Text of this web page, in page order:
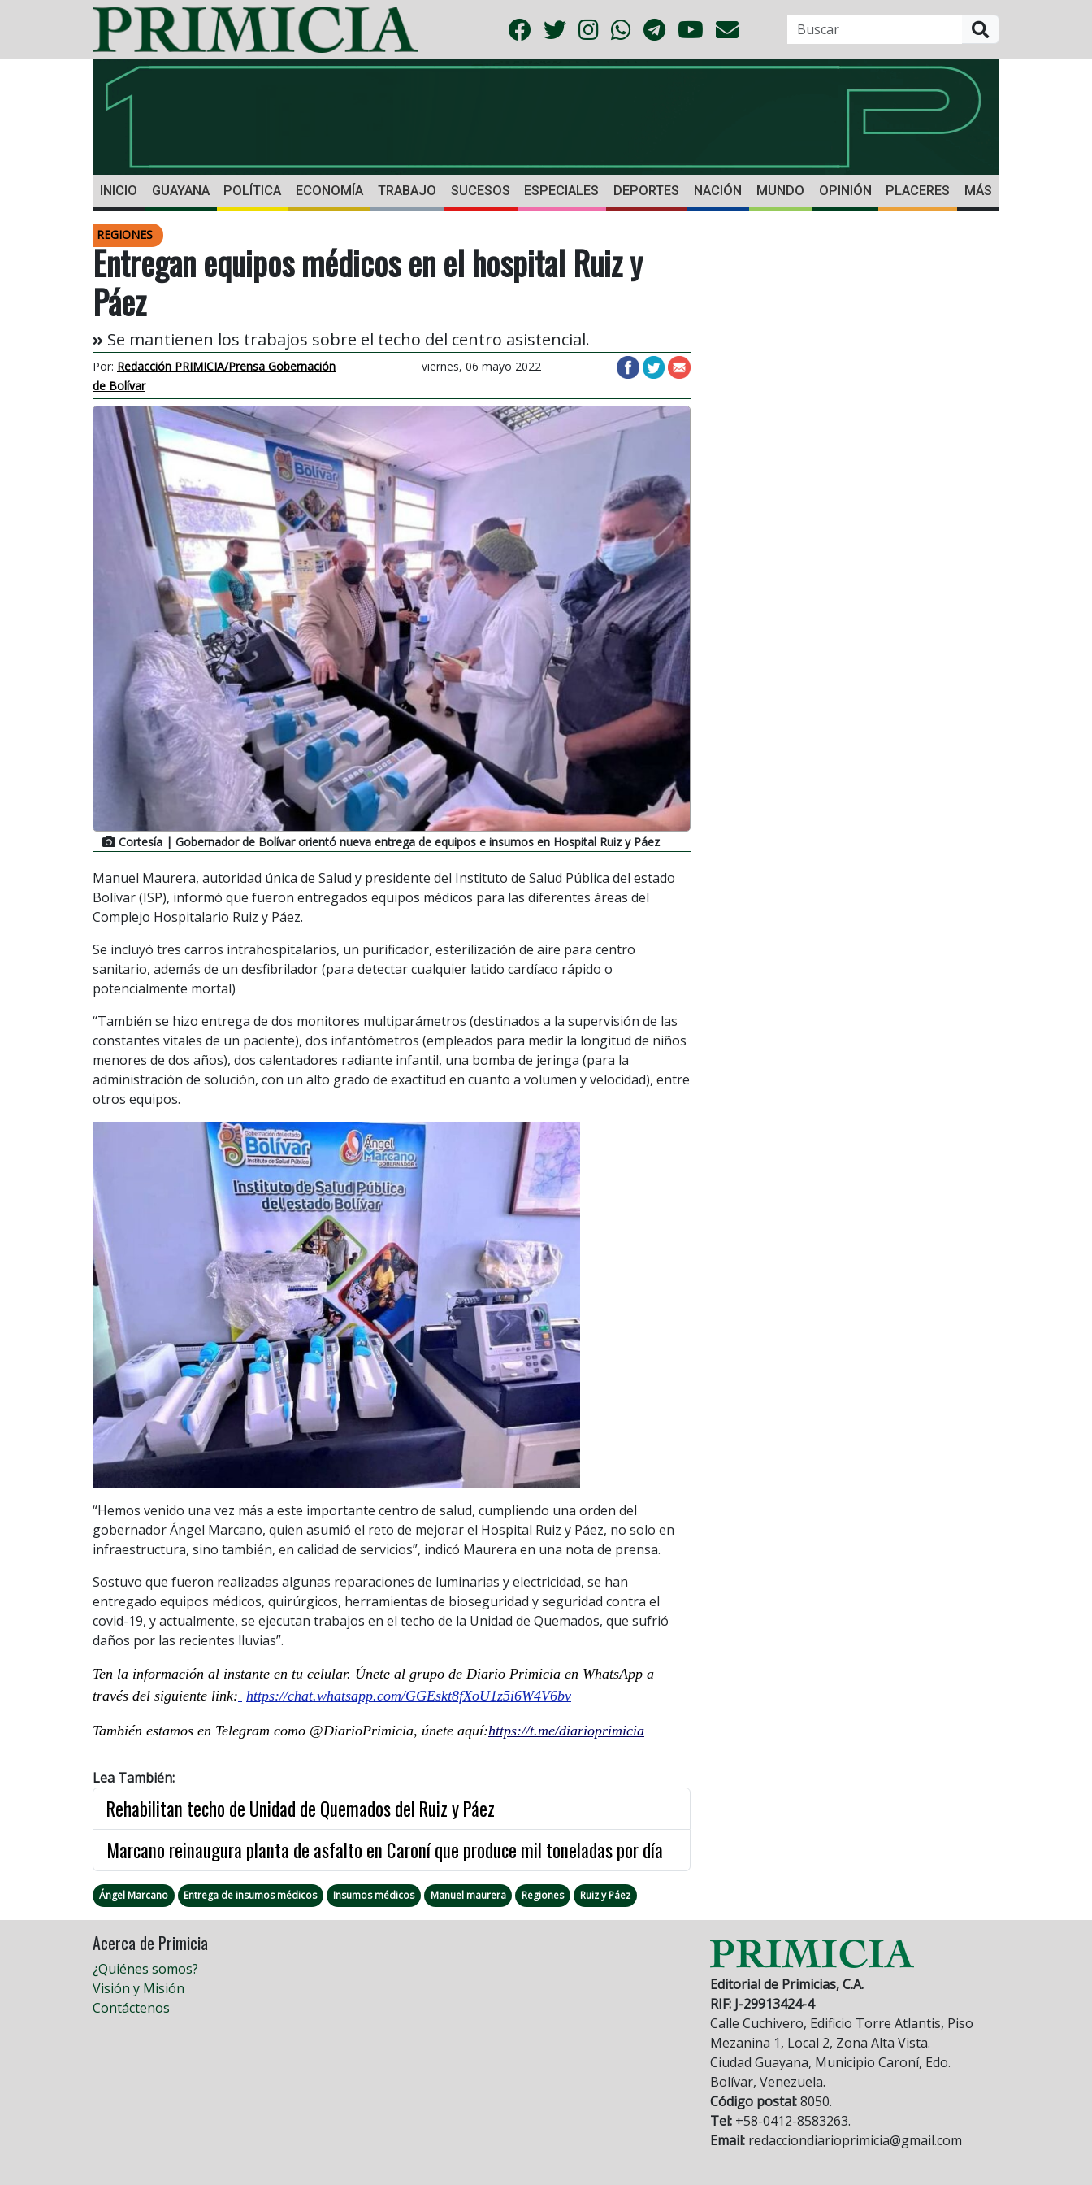
INICIO GUAYANA POLÍTICA ECONOMÍA TRABAJO SUCESOS ESPECIALES DEPORTES NACIÓN MUNDO OPINIÓN PLACERES MÁS
REGIONES
Entregan equipos médicos en el hospital Ruiz y
Páez
Se mantienen los trabajos sobre el techo del centro asistencial.
Por: Redacción PRIMICIA/Prensa Gobernación
de Bolívar
viernes, 06 mayo 2022
Cortesía | Gobernador de Bolívar orientó nueva entrega de equipos e insumos en Hospital Ruiz y Páez
Manuel Maurera, autoridad única de Salud y presidente del Instituto de Salud Pública del estado
Bolívar (ISP), informó que fueron entregados equipos médicos para las diferentes áreas del
Complejo Hospitalario Ruiz y Páez.
Se incluyó tres carros intrahospitalarios, un purificador, esterilización de aire para centro
sanitario, además de un desfibrilador (para detectar cualquier latido cardíaco rápido o
potencialmente mortal)
“También se hizo entrega de dos monitores multiparámetros (destinados a la supervisión de las
constantes vitales de un paciente), dos infantómetros (empleados para medir la longitud de niños
menores de dos años), dos calentadores radiante infantil, una bomba de jeringa (para la
administración de solución, con un alto grado de exactitud en cuanto a volumen y velocidad), entre
otros equipos.
“Hemos venido una vez más a este importante centro de salud, cumpliendo una orden del
gobernador Ángel Marcano, quien asumió el reto de mejorar el Hospital Ruiz y Páez, no solo en
infraestructura, sino también, en calidad de servicios”, indicó Maurera en una nota de prensa.
Sostuvo que fueron realizadas algunas reparaciones de luminarias y electricidad, se han
entregado equipos médicos, quirúrgicos, herramientas de bioseguridad y seguridad contra el
covid-19, y actualmente, se ejecutan trabajos en el techo de la Unidad de Quemados, que sufrió
daños por las recientes lluvias”.
Ten la información al instante en tu celular. Únete al grupo de Diario Primicia en WhatsApp a
través del siguiente link: https://chat.whatsapp.com/GGEskt8fXoU1z5i6W4V6bv
También estamos en Telegram como @DiarioPrimicia, únete aquí:https://t.me/diarioprimicia
Lea También:
Rehabilitan techo de Unidad de Quemados del Ruiz y Páez
Marcano reinaugura planta de asfalto en Caroní que produce mil toneladas por día
Ángel Marcano Entrega de insumos médicos Insumos médicos Manuel maurera Regiones Ruiz y Páez
Acerca de Primicia
¿Quiénes somos?
Visión y Misión
Contáctenos
Editorial de Primicias, C.A.
RIF: J-29913424-4
Calle Cuchivero, Edificio Torre Atlantis, Piso
Mezanina 1, Local 2, Zona Alta Vista.
Ciudad Guayana, Municipio Caroní, Edo.
Bolívar, Venezuela.
Código postal:8050.
Tel: +58-0412-8583263.
Email: redacciondiarioprimicia@gmail.com